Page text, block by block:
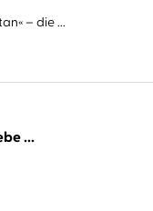
– die ...
...